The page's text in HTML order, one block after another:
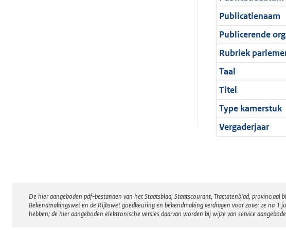
Publicatienaam
Publicerende
Rubriek
Taal
Titel
Type kamerstuk
Vergaderjaar
Disclaimer
De hier aangeboden pdf-bestanden van het Staatsblad, Staatscourant, Tractatenblad,
Bekendmakingswet en de Rijkswet goedkeuring en bekendmaking verdragen voor zover ze na
hebben; de hier aangeboden elektronische versies daarvan worden bij wijze van service